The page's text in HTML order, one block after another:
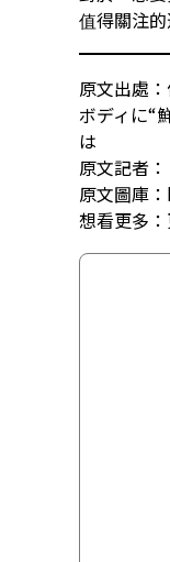
值得關注的
原文出處
ボディに“
は
原文記者
原文圖庫
想看更多：